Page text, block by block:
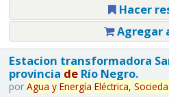
Hacer
Agregar
Estacion transformadora
provincia deRío Negro.
por Agua y Energía Eléctrica,